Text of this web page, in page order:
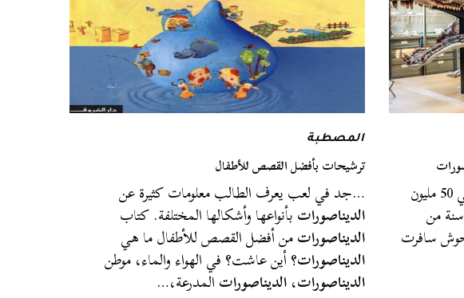
بحوالي 50 مليون
سافرت
المصطبة
ترشيحات بأفضل القصص للأطفال
…جد في لعب يعرف الطالب معلومات كثيرة عن
الديناصوراتبأنواعها وأشكالها المختلفة. كتاب
الديناصوراتمن أفضل القصص للأطفال ما هي
الديناصورات؟ أين عاشت؟ في الهواء والماء، موطن
الديناصورات،الديناصوراتالمدرعة،…